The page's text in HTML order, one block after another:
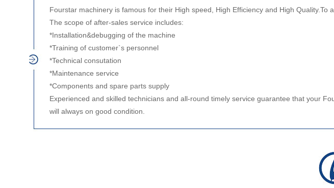
Fourstar machinery is famous for their High speed, High Efficiency and High
The scope of after-sales service includes:
*Installation&debugging of the machine
*Training of customer`s personnel
*Technical consutation
*Maintenance service
*Components and spare parts supply
Experienced and skilled technicians and all-round timely service guarantee that your
will always on good condition.